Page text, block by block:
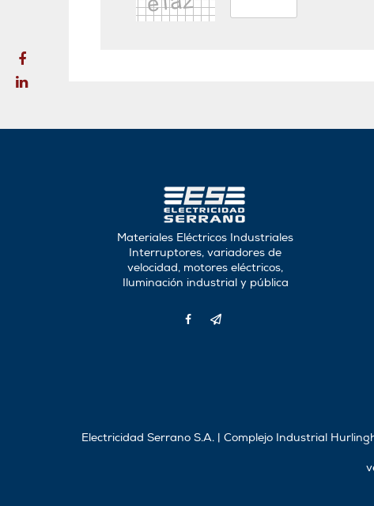
Materiales Eléctricos Industriales
Interruptores, variadores de
velocidad, motores eléctricos,
Iluminación industrial y pública
Electricidad Serrano S.A. | Complejo Industrial